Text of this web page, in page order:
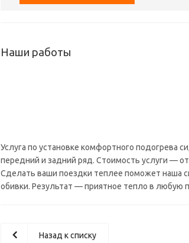
Наши работы
Услуга по установке комфортного подогрева
передний и задний ряд. Стоимость услуги —
Сделать ваши поездки теплее поможет наша
обивки. Результат — приятное тепло в любую
Назад к списку